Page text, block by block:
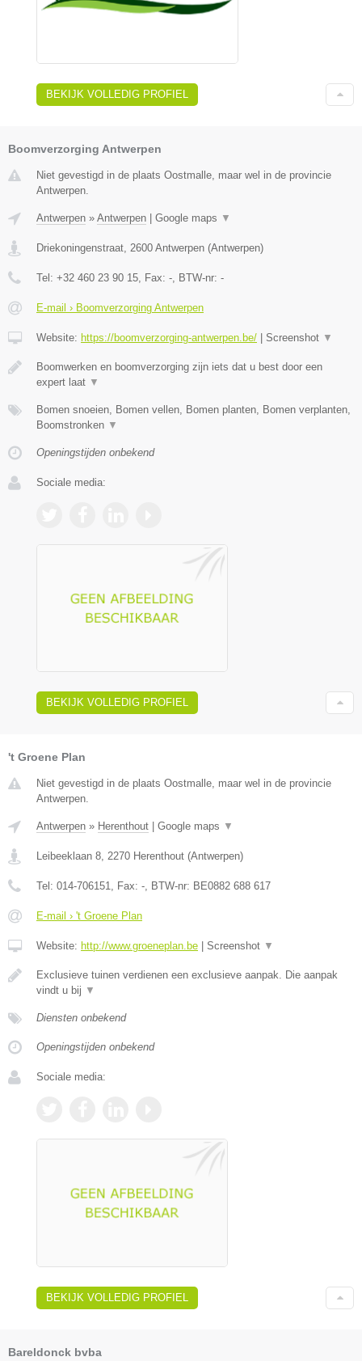
BEKIJK VOLLEDIG PROFIEL
Boomverzorging Antwerpen
Niet gevestigd in de plaats Oostmalle, maar wel in de provincie
Antwerpen.
Antwerpen » Antwerpen | Google maps ▼
Driekoningenstraat 2600 Antwerpen (Antwerpen)
Tel: +32 460 23 90 15 , Fax: - , BTW-nr: -
E-mail › Boomverzorging Antwerpen
Website: https://boomverzorging-antwerpen.be/ | Screenshot ▼
Boomwerken en boomverzorging zijn iets dat u best door een
expert laat ▼
Bomen snoeien, Bomen vellen, Bomen planten, Bomen verplanten,
Boomstronken ▼
Openingstijden onbekend
Sociale media:
BEKIJK VOLLEDIG PROFIEL
't Groene Plan
Niet gevestigd in de plaats Oostmalle, maar wel in de provincie
Antwerpen.
Antwerpen » Herenthout Google maps ▼
Leibeeklaan 8, 2270 Herenthout (Antwerpen)
Tel: 014-706151, Fax: -, BTW-nr: BE0882 688 617
E-mail › 't Groene Plan
Website: http://www.groeneplan.be Screenshot ▼
Exclusieve tuinen verdienen een exclusieve aanpak. Die aanpak
vindt u bij ▼
Diensten onbekend
Openingstijden onbekend
Sociale media:
BEKIJK VOLLEDIG PROFIEL
Bareldonck bvba